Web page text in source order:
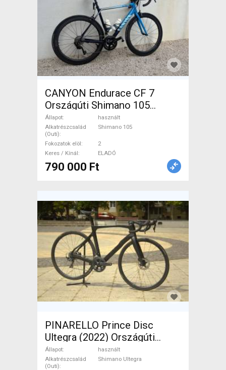
CANYON Endurace CF 7
Országúti Shimano 105
patkófék használt ELADÓ
Állapot
használt
Alkatrészcsalád
(Outi)
Shimano 105
Fokozatok elöl
2
Keres / Kínál
ELADÓ
790 000 Ft
PINARELLO Prince Disc
Ultegra (2022) Országúti
Shimano Ultegra tárcsafék
használt ELADÓ
Állapot
használt
Alkatrészcsalád
(Outi)
Shimano Ultegra